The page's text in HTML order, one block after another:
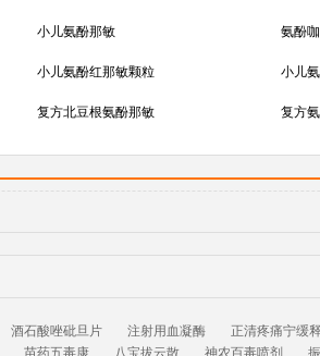
小儿氨酚那敏 氨酚
小儿氨酚红那敏颗粒 小儿
复方北豆根氨酚那敏 复方
酒石酸唑砒旦片 注射用血凝酶 正清疼痛宁缓
苗药五毒康 八宝拔云散 神农百毒喷剂